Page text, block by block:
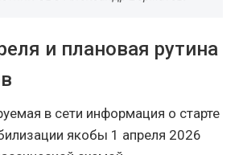
и плановая рутина
в сети информация о старте
якобы 1 апреля 2026